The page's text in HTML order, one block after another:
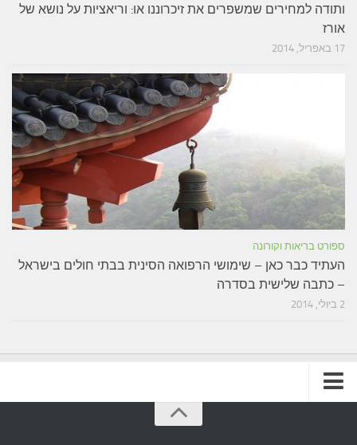
ותודה למחירים שמשפרים את זיכרוננו או: וריאציות על נושא של
אורז
17 באפריל, 2014
ספורט בריאות וקורונה
העתיד כבר כאן – שימושי הרפואה הסינית בבתי חולים בישראל
– כתבה שלישית בסדרה
2 ביולי, 2014